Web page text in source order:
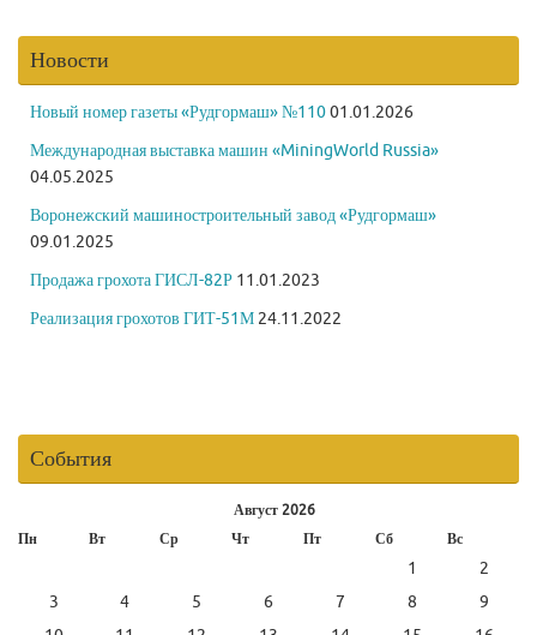
Новости
Новый номер газеты «Рудгормаш» №11001.01.2026
Международная выставка машин «MiningWorld Russia»
04.05.2025
Воронежский машиностроительный завод «Рудгормаш»
09.01.2025
Продажа грохота ГИСЛ-82Р 11.01.2023
Реализация грохотов ГИТ-51М 24.11.2022
События
Август 2026
Пн
Вт Ср Чт Пт Сб Вс
1
2
3
4 5 6 7 8
9